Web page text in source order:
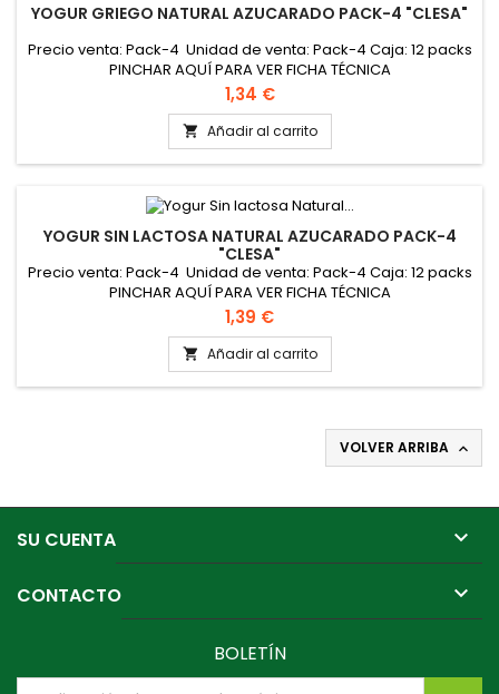
YOGUR GRIEGO NATURAL AZUCARADO PACK-4 "CLESA"
Precio venta: Pack-4 Unidad de venta: Pack-4 Caja: 12 packs
PINCHAR AQUÍ PARA VER FICHA TÉCNICA
Precio
1,34 €
 Añadir al carrito
YOGUR SIN LACTOSA NATURAL AZUCARADO PACK-4
"CLESA"
Precio venta: Pack-4 Unidad de venta: Pack-4 Caja: 12 packs
PINCHAR AQUÍ PARA VER FICHA TÉCNICA
Precio
1,39 €
 Añadir al carrito
VOLVER ARRIBA 
SU CUENTA 
CONTACTO 
BOLETÍN